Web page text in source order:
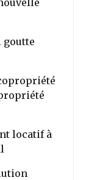
goutte
locatif à